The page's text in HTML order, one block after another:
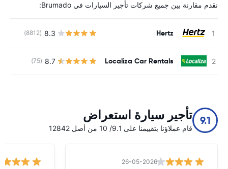
نقدم مقارنة بين جميع شركات تأجير السيارات في Brumado:
Hertz
8.3
(8812)
Localiza Car Rentals
8.7
(75)
9.1 تأجير سيارة استعراض
قام عملاؤنا بتقييمنا على 9.1/ 10 من أصل 12842
26-05-2026